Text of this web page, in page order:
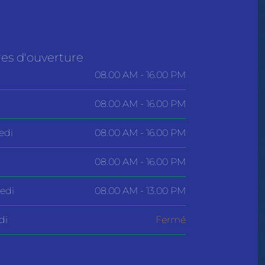
d'ouverture
08.00 AM - 16.00 PM
08.00 AM - 16.00 PM
08.00 AM - 16.00 PM
08.00 AM - 16.00 PM
08.00 AM - 13.00 PM
Fermé